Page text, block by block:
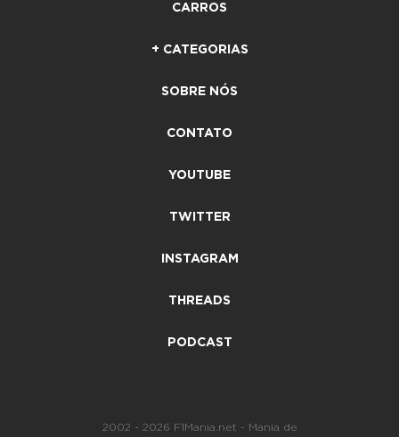
CARROS
+ CATEGORIAS
SOBRE NÓS
CONTATO
YOUTUBE
TWITTER
INSTAGRAM
THREADS
PODCAST
2002 - 2026 F1Mania.net - Mania de